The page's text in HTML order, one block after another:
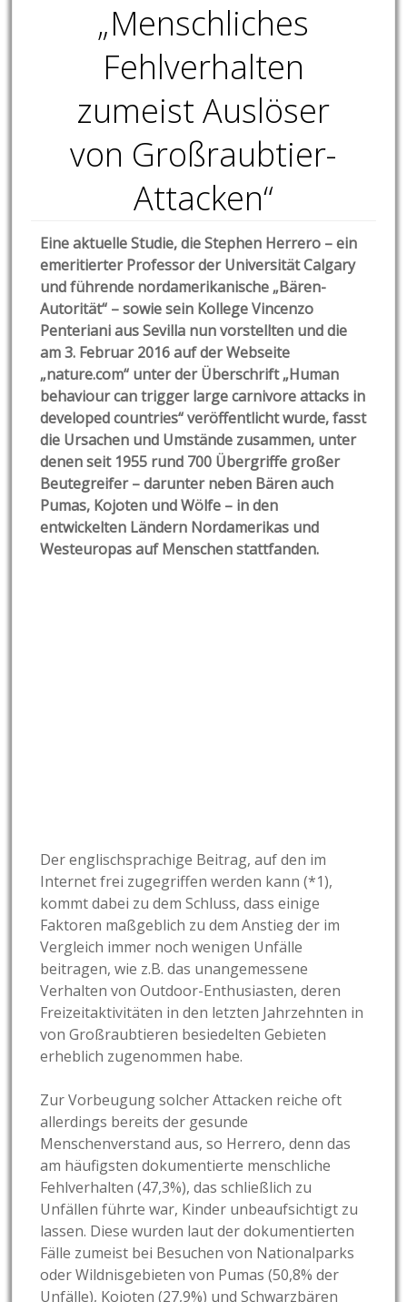
„Menschliches
Fehlverhalten
zumeist Auslöser
von Großraubtier-
Attacken“
Eine aktuelle Studie, die Stephen Herrero – ein
emeritierter Professor der Universität Calgary
und führende nordamerikanische „Bären-
Autorität“ – sowie sein Kollege Vincenzo
Penteriani aus Sevilla nun vorstellten und die
am 3. Februar 2016 auf der Webseite
„nature.com“ unter der Überschrift „Human
behaviour can trigger large carnivore attacks in
developed countries“ veröffentlicht wurde, fasst
die Ursachen und Umstände zusammen, unter
denen seit 1955 rund 700 Übergriffe großer
Beutegreifer – darunter neben Bären auch
Pumas, Kojoten und Wölfe – in den
entwickelten Ländern Nordamerikas und
Westeuropas auf Menschen stattfanden.
Der englischsprachige Beitrag, auf den im
Internet frei zugegriffen werden kann (*1),
kommt dabei zu dem Schluss, dass einige
Faktoren maßgeblich zu dem Anstieg der im
Vergleich immer noch wenigen Unfälle
beitragen, wie z.B. das unangemessene
Verhaltenvon Outdoor-Enthusiasten, deren
Freizeitaktivitäten in den letzten Jahrzehnten in
von Großraubtieren besiedelten Gebieten
erheblich zugenommen habe.
Zur Vorbeugung solcher Attacken reiche oft
allerdings bereits der gesunde
Menschenverstand aus, so Herrero, denn das
am häufigsten dokumentierte menschliche
Fehlverhalten (47,3%), das schließlich zu
Unfällen führte war, Kinder unbeaufsichtigt zu
lassen. Diese wurden laut der dokumentierten
Fälle zumeist bei Besuchen von Nationalparks
oder Wildnisgebieten von Pumas (50,8% der
Unfälle), Kojoten (27,9%) und Schwarzbären